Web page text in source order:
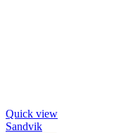
Quick view
Sandvik